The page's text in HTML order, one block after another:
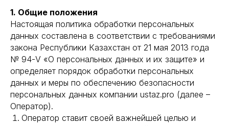
1. Общие положения
Настоящая политика обработки персональных
данных составлена в соответствии с требованиями
закона Республики Казахстан от 21 мая 2013 года
№ 94-V «О персональных данных и их защите» и
определяет порядок обработки персональных
данных и меры по обеспечению безопасности
персональных данных компании ustaz.pro (далее –
Оператор).
Оператор ставит своей важнейшей целью и